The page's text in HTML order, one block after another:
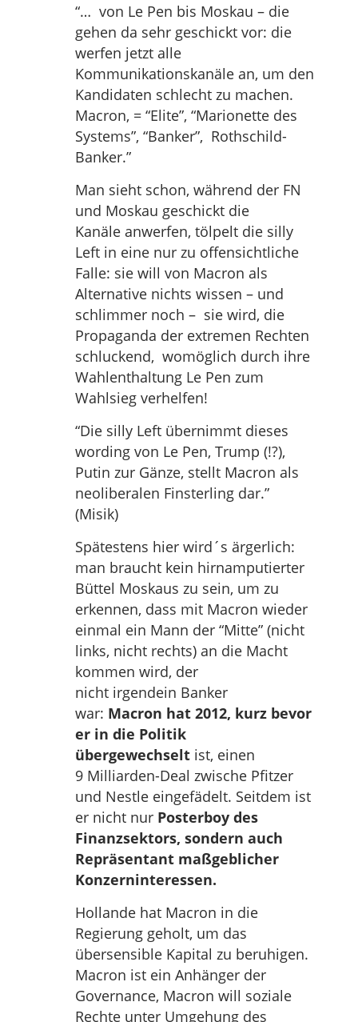
“… von Le Pen bis Moskau – die
gehen da sehr geschickt vor: die
werfen jetzt alle
Kommunikationskanäle an, um den
Kandidaten schlecht zu machen.
Macron, = “Elite”, “Marionette des
Systems”, “Banker”, Rothschild-
Banker.”
Man sieht schon, während der FN
und Moskau geschickt die
Kanäle anwerfen, tölpelt die silly
Left in eine nur zu offensichtliche
Falle: sie will von Macron als
Alternative nichts wissen – und
schlimmer noch – sie wird, die
Propaganda der extremen Rechten
schluckend, womöglich durch ihre
Wahlenthaltung Le Pen zum
Wahlsieg verhelfen!
“Die silly Left übernimmt dieses
wording von Le Pen, Trump (!?),
Putin zur Gänze, stellt Macron als
neoliberalen Finsterling dar.”
(Misik)
Spätestens hier wird´s ärgerlich:
man braucht kein hirnamputierter
Büttel Moskaus zu sein, um zu
erkennen, dass mit Macron wieder
einmal ein Mann der “Mitte” (nicht
links, nicht rechts) an die Macht
kommen wird, der
nicht irgendein Banker
war: Macron hat 2012, kurz bevor
er in die Politik
übergewechselt ist, einen
9 Milliarden-Deal zwische Pfitzer
und Nestle eingefädelt. Seitdem ist
er nicht nur Posterboy des
Finanzsektors, sondern auch
Repräsentant maßgeblicher
Konzerninteressen.
Hollande hat Macron in die
Regierung geholt, um das
übersensible Kapital zu beruhigen.
Macron ist ein Anhänger der
Governance, Macron will soziale
Rechte unter Umgehung des